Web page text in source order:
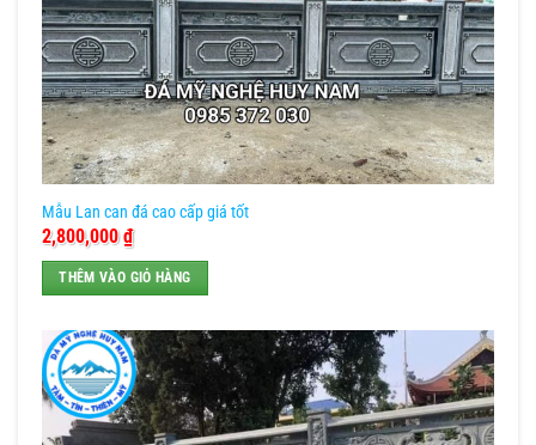
Mẫu Lan can đá cao cấp giá tốt
2,800,000₫
THÊM VÀO GIỎ HÀNG